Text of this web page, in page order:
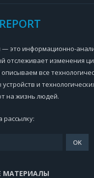
REPORT
— это информационно-
отслеживает изменения
все
и
на жизнь людей.
рассылку:
МАТЕРИАЛЫ